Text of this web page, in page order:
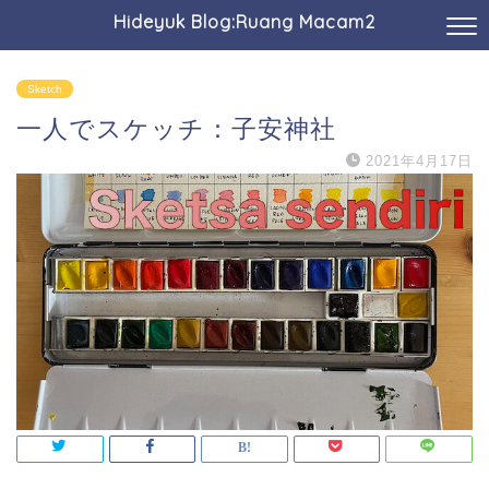
Hideyuk Blog:Ruang Macam2
Sketch
一人でスケッチ：子安神社
2021年4月17日